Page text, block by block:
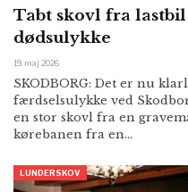
Tabt skovl fra
dødsulykke
19. maj 2026
SKODBORG: Det er nu
færdselsulykke ved
en stor skovl fra en
kørebanen fra en…
LUNDERSKOV